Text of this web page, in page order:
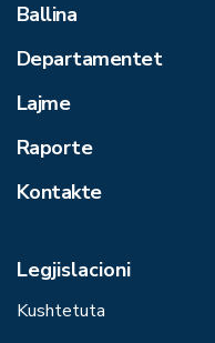
Ballina
Departamentet
Lajme
Raporte
Kontakte
Legjislacioni
Kushtetuta